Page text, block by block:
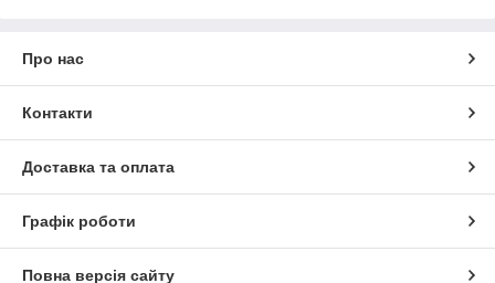
Про нас
Контакти
Доставка та оплата
Графік роботи
Повна версія сайту